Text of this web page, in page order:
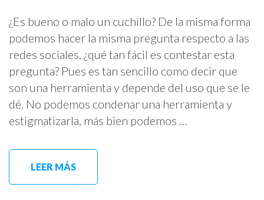
¿Es bueno o malo un cuchillo? De la misma forma
podemos hacer la misma pregunta respecto a las
redes sociales, ¿qué tan fácil es contestar esta
pregunta? Pues es tan sencillo como decir que
son una herramienta y depende del uso que se le
dé. No podemos condenar una herramienta y
estigmatizarla, más bien podemos …
LEER MÁS